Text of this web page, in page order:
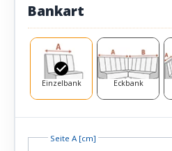
Bankart
Einzelbank Eckbank
Seite A [cm]